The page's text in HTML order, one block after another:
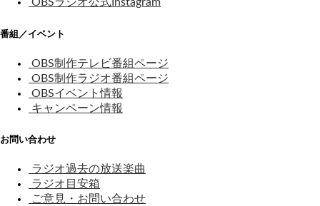
OBSラジオ公式Instagram
番組／イベント
OBS制作テレビ番組ページ
OBS制作ラジオ番組ページ
OBSイベント情報
キャンペーン情報
お問い合わせ
ラジオ過去の放送楽曲
ラジオ目安箱
ご意見・お問い合わせ